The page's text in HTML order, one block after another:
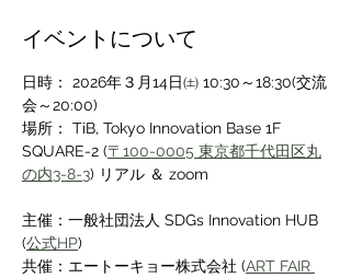
イベントについて
日時： 2026年３月14日㈯ 10:30～18:30(交流
会～20:00)
場所： TiB, Tokyo Innovation Base 1F
SQUARE-2 (〒100-0005 東京都千代田区丸
の内3-8-3) リアル ＆ zoom
主催：一般社団法人 SDGs Innovation HUB
(公式HP)
共催：エートーキョー株式会社 (ART FAIR